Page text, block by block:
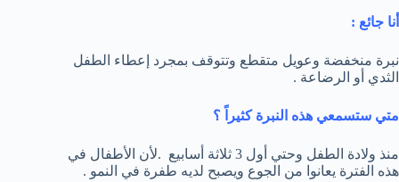
أنا جائع :
نبرة منخفضة وعويل متقطع وتتوقف بمجرد إعطاء الطفل
الثدي أو الرضاعة .
متي ستسمعي هذه النبرة كثيراً ؟
منذ ولادة الطفل وحتي أول 3 ثلاثة أسابيع .لأن الأطفال في
هذه الفترة يعانوا من الجوع ويصبح لديه طفرة في النمو .